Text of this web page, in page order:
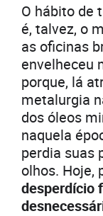
O hábito de
é, talvez, o
as oficinas
envelheceu
porque, lá
metalurgia
dos óleos
naquela
perdia suas
olhos. Hoje,
desperdício